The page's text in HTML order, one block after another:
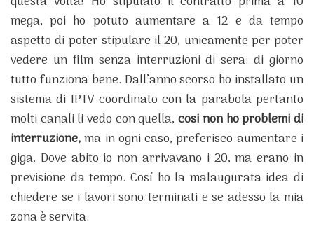
mega, poi ho potuto aumentare a 12 e da tempo
aspetto di poter stipulare il 20, unicamente per poter
vedere un film senza interruzioni di sera: di giorno
tutto funziona bene. Dall’anno scorso ho installato un
sistema di IPTV coordinato con la parabola pertanto
molti canali li vedo con quella,cosi non ho problemi di
interruzione,ma in ogni caso, preferisco aumentare i
giga. Dove abito io non arrivavano i 20, ma erano in
previsione da tempo. Cosí ho la malaugurata idea di
chiedere se i lavori sono terminati e se adesso la mia
zona è servita.